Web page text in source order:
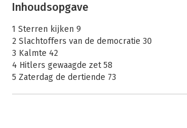
Inhoudsopgave
1 Sterren kijken 9
2 Slachtoffers van de democratie 30
3 Kalmte 42
4 Hitlers gewaagde zet 58
5 Zaterdag de dertiende 73